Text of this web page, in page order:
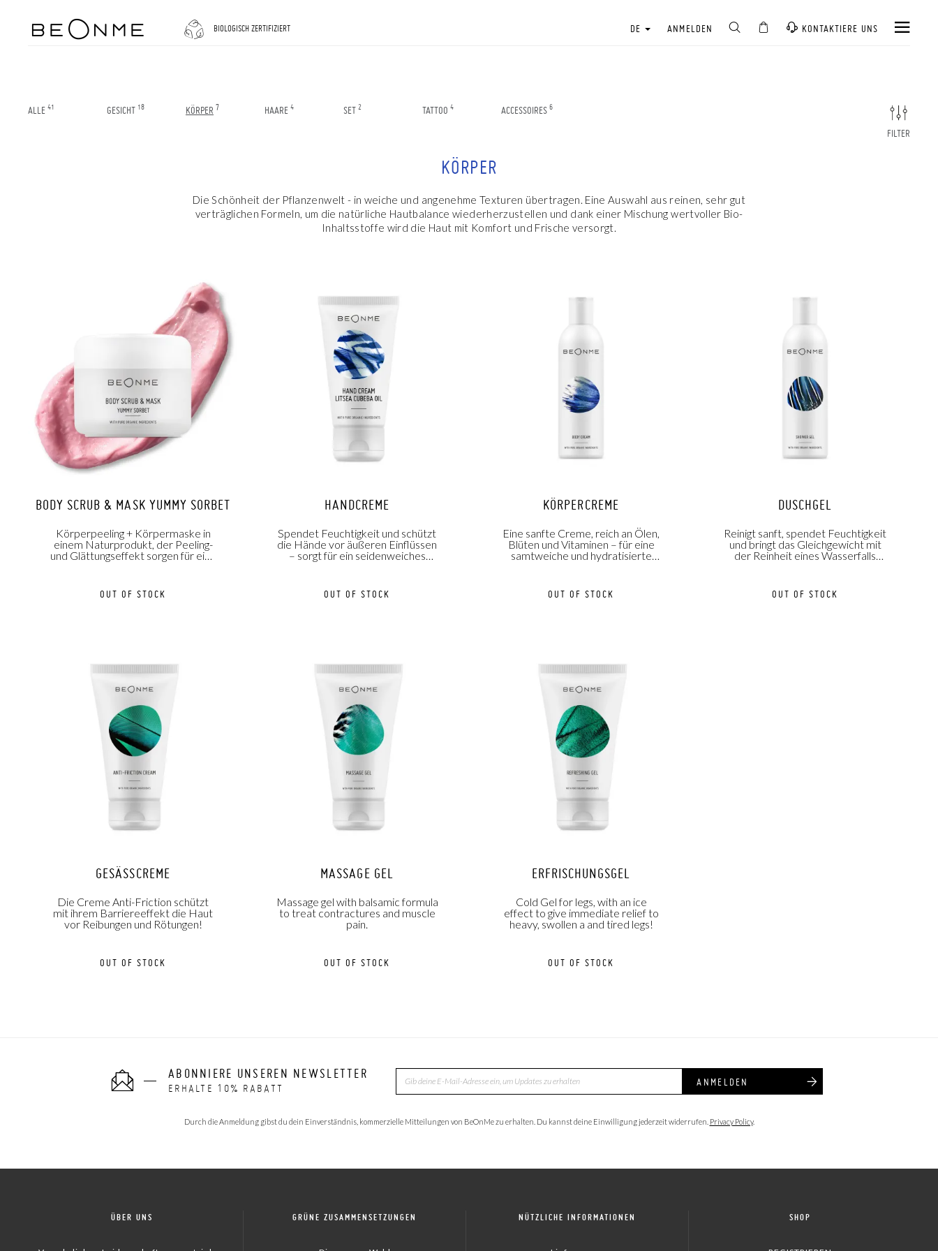
BIOLOGISCH ZERTIFIZIERT DE ANMELDEN KONTAKTIERE UNS
FILTER
ALLE 41 GESICHT 18 KÖRPER 7 HAARE 4 SET 2 TATTOO 4 ACCESSOIRES 6
KÖRPER
Die Schönheit der Pflanzenwelt - in weiche und angenehme Texturen übertragen. Eine Auswahl aus reinen, sehr gut
verträglichen Formeln, um die natürliche Hautbalance wiederherzustellen und dank einer Mischung wertvoller Bio-
Inhaltsstoffe wird die Haut mit Komfort und Frische versorgt.
BODY SCRUB & MASK YUMMY SORBET
Körperpeeling + Körpermaske in
einem Naturprodukt, der Peeling-
und Glättungseffekt sorgen für eine
OUT OF STOCK
HANDCREME
Spendet Feuchtigkeit und schützt
die Hände vor äußeren Einflüssen
– sorgt für ein seidenweiches
OUT OF STOCK
KÖRPERCREME
Eine sanfte Creme, reich an Ölen,
Blüten und Vitaminen – für eine
samtweiche und hydratisierte
OUT OF STOCK
DUSCHGEL
Reinigt sanft, spendet Feuchtigkeit
und bringt das Gleichgewicht mit
der Reinheit eines Wasserfalls
OUT OF STOCK
GESÄSSCREME
Die Creme Anti-Friction schützt
mit ihrem Barriereeffekt die Haut
vor Reibungen und Rötungen!
OUT OF STOCK
MASSAGE GEL
Massage gel with balsamic formula
to treat contractures and muscle
pain.
OUT OF STOCK
ERFRISCHUNGSGEL
Cold Gel for legs, with an ice
effect to give immediate relief to
heavy, swollen a and tired legs!
OUT OF STOCK
ABONNIERE UNSEREN NEWSLETTER
ERHALTE 10% RABATT ANMELDEN
Durch die Anmeldung gibst du dein Einverständnis, kommerzielle Mitteilungen von BeOnMe zu erhalten. Du kannst deine Einwilligung jederzeit widerrufen. Privacy Policy.
ÜBER UNS GRÜNE ZUSAMMENSETZUNGEN NÜTZLICHE INFORMATIONEN SHOP
WARENKORB